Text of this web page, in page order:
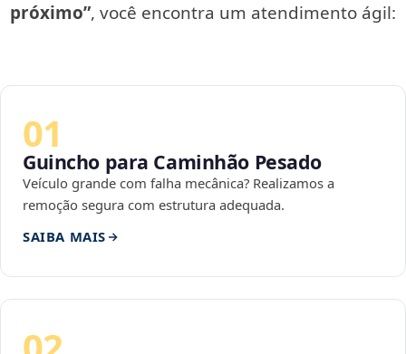
próximo”, você encontra um atendimento ágil:
01
Guincho para Caminhão Pesado
Veículo grande com falha mecânica? Realizamos a
remoção segura com estrutura adequada.
SAIBA MAIS